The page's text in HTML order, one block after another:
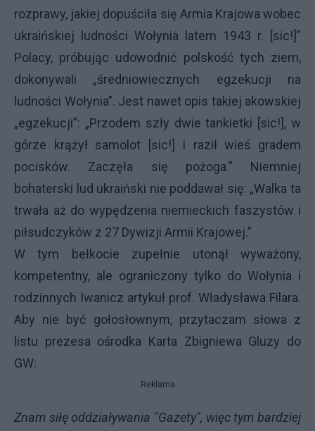
rozprawy, jakiej dopuściła się Armia Krajowa wobec
ukraińskiej ludności Wołynia latem 1943 r. [sic!]”
Polacy, próbując udowodnić polskość tych ziem,
dokonywali „średniowiecznych egzekucji na
ludności Wołynia”. Jest nawet opis takiej akowskiej
„egzekucji”: „Przodem szły dwie tankietki [sic!], w
górze krążył samolot [sic!] i raził wieś gradem
pocisków. Zaczęła się pożoga.” Niemniej
bohaterski lud ukraiński nie poddawał się: „Walka ta
trwała aż do wypędzenia niemieckich faszystów i
piłsudczyków z 27 Dywizji Armii Krajowej.”
W tym bełkocie zupełnie utonął wyważony,
kompetentny, ale ograniczony tylko do Wołynia i
rodzinnych Iwanicz artykuł prof. Władysława Filara.
Aby nie być gołosłownym, przytaczam słowa z
listu prezesa ośrodka Karta Zbigniewa Gluzy do
GW:
Reklama
Znam siłę oddziaływania "Gazety", więc tym bardziej